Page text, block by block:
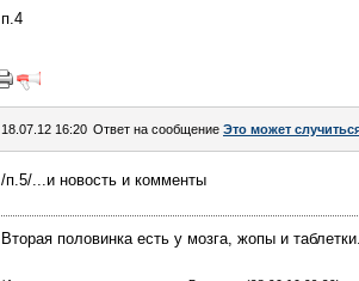
п.4
18.07.12 16:20 Ответ на сообщение Это может
/п.5/...и новость и комменты
Вторая половинка есть у мозга, жопы и